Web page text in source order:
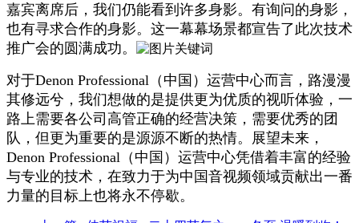
嘉宾离席后，我们仍能看到许多身影。有询问的身影，
也有寻求合作的身影。这一幕幕场景都宣告了此次技术
推广会的圆满成功。
对于Denon Professional（中国）运营中心而言，路漫漫
其修远兮，我们想做的是提供更为优质的视听体验，一
路上需要各公司高管正确的经营决策，需要优秀的团
队，但更为重要的是源源不断的热情。展望未来，
Denon Professional（中国）运营中心凭借着丰富的经验
与专业的技术，在致力于为中国音视频领域贡献出一番
力量的目标上也将永不停歇。